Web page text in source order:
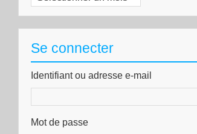
Se connecter
Identifiant ou adresse e-mail
Mot de passe